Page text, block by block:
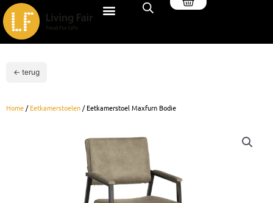
Ga
naar
de
inhoud
← terug
Home /Eetkamerstoelen / Eetkamerstoel Maxfurn Bodie